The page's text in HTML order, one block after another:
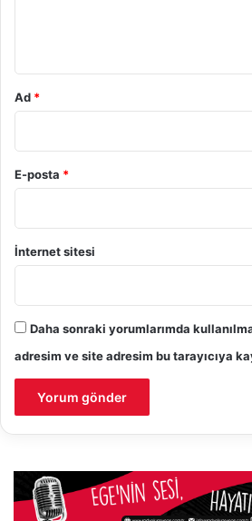
Ad *
E-posta *
İnternet sitesi
Daha sonraki yorumlarımda
adresim ve site adresim bu tarayıcıya